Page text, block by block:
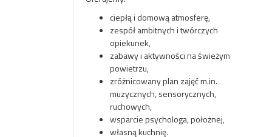
ciepłą i domową atmosferę,
zespół ambitnych i twórczych
opiekunek,
zabawy i aktywności na świeżym
powietrzu,
zróżnicowany plan zajęć m.in.
muzycznych, sensorycznych,
ruchowych,
wsparcie psychologa, położnej,
własną kuchnię.